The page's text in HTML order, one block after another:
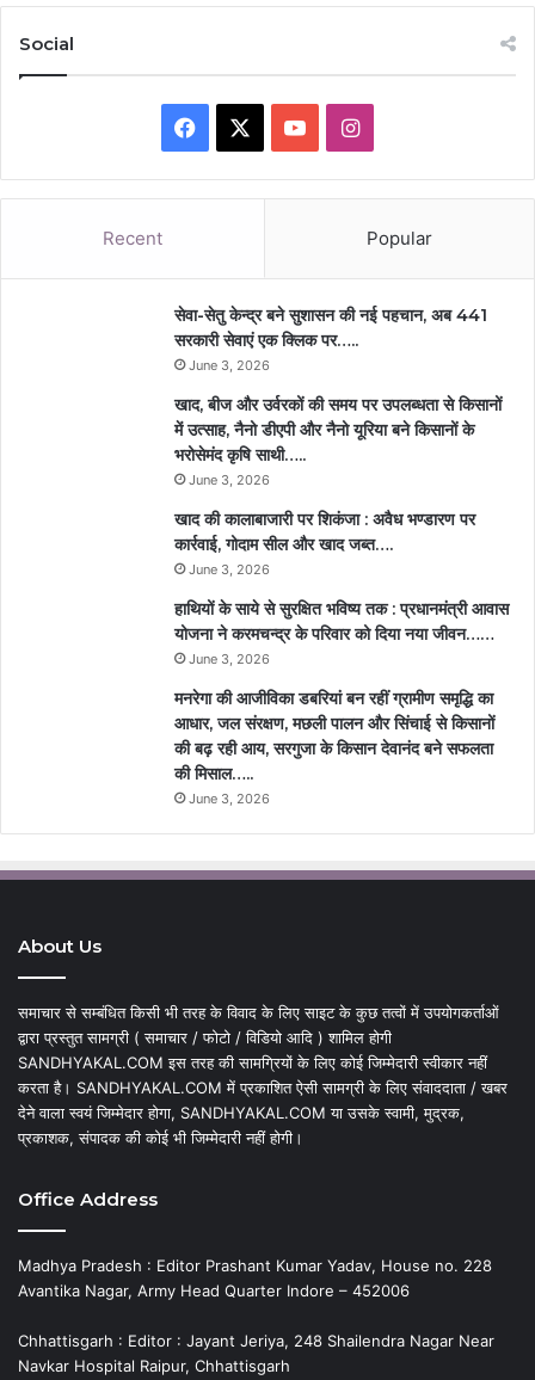
Social
Facebook YouTubeInstagram
Recent Popular
सेवा-सेतु केन्द्र बने सुशासन की नई पहचान, अब 441
सरकारी सेवाएं एक क्लिक पर…..
June 3, 2026
खाद, बीज और उर्वरकों की समय पर उपलब्धता से किसानों
में उत्साह, नैनो डीएपी और नैनो यूरिया बने किसानों के
भरोसेमंद कृषि साथी…..
June 3, 2026
खाद की कालाबाजारी पर शिकंजा : अवैध भण्डारण पर
कार्रवाई, गोदाम सील और खाद जब्त….
June 3, 2026
हाथियों के साये से सुरक्षित भविष्य तक : प्रधानमंत्री आवास
योजना ने करमचन्द्र के परिवार को दिया नया जीवन……
June 3, 2026
मनरेगा की आजीविका डबरियां बन रहीं ग्रामीण समृद्धि का
आधार, जल संरक्षण, मछली पालन और सिंचाई से किसानों
की बढ़ रही आय, सरगुजा के किसान देवानंद बने सफलता
की मिसाल…..
June 3, 2026
About Us
समाचार से सम्बंधित किसी भी तरह के विवाद के लिए साइट के कुछ तत्वों में उपयोगकर्ताओं
द्वारा प्रस्तुत सामग्री ( समाचार / फोटो / विडियो आदि ) शामिल होगी
SANDHYAKAL.COM इस तरह की सामग्रियों के लिए कोई जिम्मेदारी स्वीकार नहीं
करता है। SANDHYAKAL.COM में प्रकाशित ऐसी सामग्री के लिए संवाददाता / खबर
देने वाला स्वयं जिम्मेदार होगा, SANDHYAKAL.COM या उसके स्वामी, मुद्रक,
प्रकाशक, संपादक की कोई भी जिम्मेदारी नहीं होगी।
Office Address
Madhya Pradesh : Editor Prashant Kumar Yadav, House no. 228
Avantika Nagar, Army Head Quarter Indore – 452006
Chhattisgarh : Editor : Jayant Jeriya, 248 Shailendra Nagar Near
Navkar Hospital Raipur, Chhattisgarh